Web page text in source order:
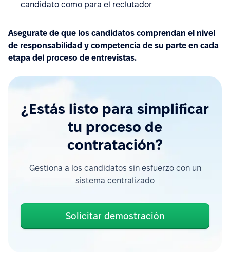
candidato como para el reclutador
Asegurate de que los candidatos comprendan el nivel
de responsabilidad y competencia de su parte en cada
etapa del proceso de entrevistas.
¿Estás listo para simplificar
tu proceso de
contratación?
Gestiona a los candidatos sin esfuerzo con un
sistema centralizado
Solicitar demostración